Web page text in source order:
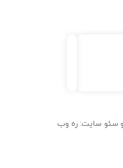
و سئو سایت: ره وب